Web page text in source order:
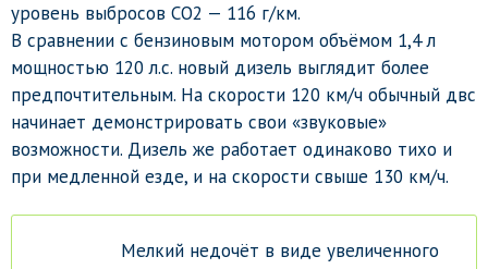
уровень выбросов CO2 — 116 г/км.
В сравнении с бензиновым мотором объёмом 1,4 л
мощностью 120 л.с. новый дизель выглядит более
предпочтительным. На скорости 120 км/ч обычный двс
начинает демонстрировать свои «звуковые»
возможности. Дизель же работает одинаково тихо и
при медленной езде, и на скорости свыше 130 км/ч.
Мелкий недочёт в виде увеличенного